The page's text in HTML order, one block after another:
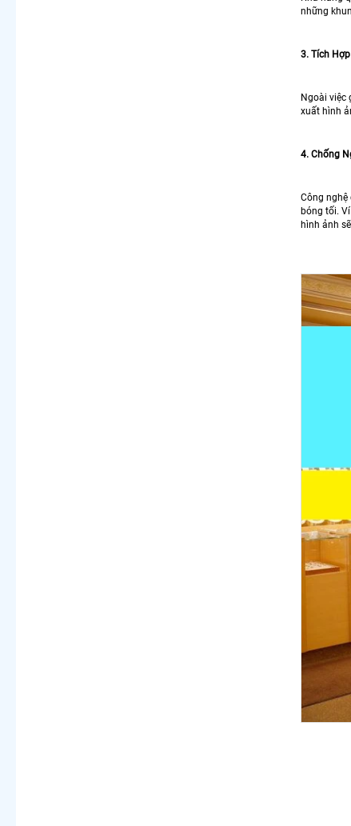
những
3. Tích
Ngoài việc
xuất hình
4. Chống
Công
bóng tối.
hình ảnh